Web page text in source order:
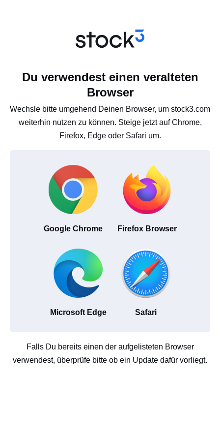
Du verwendest einen veralteten
Browser
Wechsle bitte umgehend Deinen Browser, um stock3.com
weiterhin nutzen zu können. Steige jetzt auf Chrome,
Firefox, Edge oder Safari um.
Google Chrome Firefox Browser
Microsoft Edge Safari
Falls Du bereits einen der aufgelisteten Browser
verwendest, überprüfe bitte ob ein Update dafür vorliegt.